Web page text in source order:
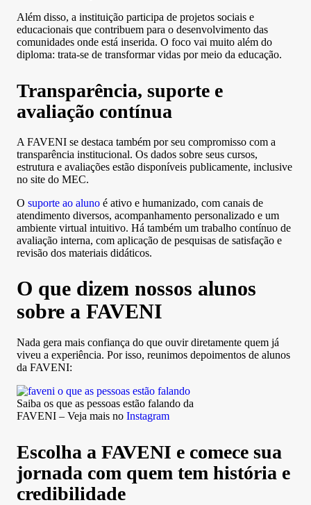
Além disso, a instituição participa de projetos sociais e
educacionais que contribuem para o desenvolvimento das
comunidades onde está inserida. O foco vai muito além do
diploma: trata-se de transformar vidas por meio da educação.
Transparência, suporte e
avaliação contínua
A FAVENI se destaca também por seu compromisso com a
transparência institucional. Os dados sobre seus cursos,
estrutura e avaliações estão disponíveis publicamente, inclusive
no site do MEC.
O suporte ao aluno é ativo e humanizado, com canais de
atendimento diversos, acompanhamento personalizado e um
ambiente virtual intuitivo. Há também um trabalho contínuo de
avaliação interna, com aplicação de pesquisas de satisfação e
revisão dos materiais didáticos.
O que dizem nossos alunos
sobre a FAVENI
Nada gera mais confiança do que ouvir diretamente quem já
viveu a experiência. Por isso, reunimos depoimentos de alunos
da FAVENI:
Saiba os que as pessoas estão falando da
FAVENI – Veja mais no Instagram
Escolha a FAVENI e comece sua
jornada com quem tem história e
credibilidade